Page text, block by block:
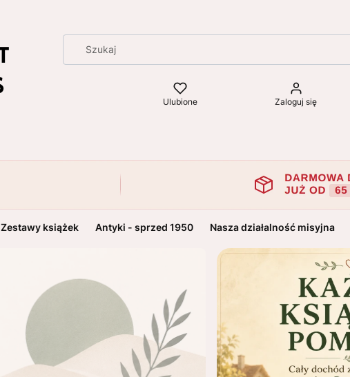
Ulubione Zaloguj się
Zestawy książek Antyki - sprzed 1950 Nasza działalność misyjna